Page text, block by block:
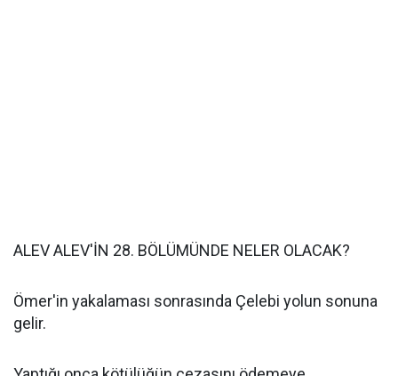
ALEV ALEV'İN 28. BÖLÜMÜNDE NELER OLACAK?
Ömer'in yakalaması sonrasında Çelebi yolun sonuna
gelir.